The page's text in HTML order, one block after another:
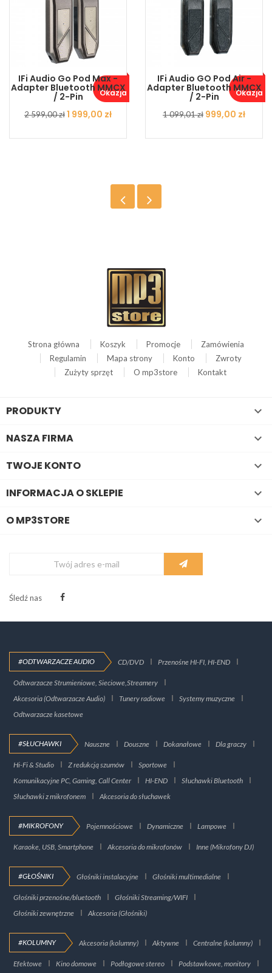
IFi Audio Go Pod Max -
Adapter Bluetooth MMCX
/ 2-Pin
Cena
2 599,00 złCena
1 999,00 zł
Okazja ..
IFi Audio GO Pod Air -
Adapter Bluetooth MMCX
/ 2-Pin
Cena
1 099,01 zł Cena
999,00 zł
Okazja ..
Strona główna Koszyk Promocje
Zamówienia
Regulamin
Mapa strony Konto
Zwroty
Zużyty sprzęt
O mp3store Kontakt
PRODUKTY 
NASZA FIRMA 
TWOJE KONTO 
INFORMACJA O SKLEPIE 
O MP3STORE 
Śledź nas
#ODTWARZACZE AUDIO CD/DVD Przenośne HI-FI, HI-END
Odtwarzacze Strumieniowe, Sieciowe,Streamery
Akcesoria (Odtwarzacze Audio)
Tunery radiowe
Systemy muzyczne
Odtwarzacze kasetowe
#SŁUCHAWKI Nauszne Douszne Dokanałowe Dla graczy
Hi-Fi & Studio Z redukcją szumów
Sportowe
Komunikacyjne PC, Gaming, Call Center
HI-END
Słuchawki Bluetooth
Słuchawki z mikrofonem
Akcesoria do słuchawek
#MIKROFONY Pojemnościowe Dynamiczne Lampowe
Karaoke, USB, Smartphone Akcesoria do mikrofonów Inne (Mikrofony DJ)
#GŁOŚNIKI Głośniki instalacyjne Głośniki multimedialne
Głośniki przenośne/bluetooth
Głośniki Streaming/WIFI
Głośniki zewnętrzne
Akcesoria (Głośniki)
#KOLUMNY Akcesoria (kolumny) Aktywne Centralne (kolumny)
Efektowe Kino domowe Podłogowe stereo Podstawkowe, monitory